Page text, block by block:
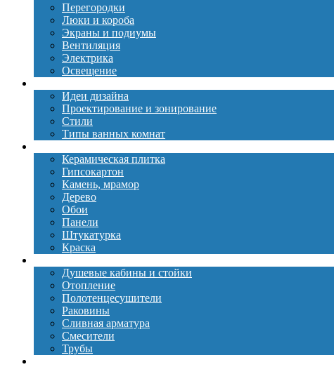
Перегородки
Люки и короба
Экраны и подиумы
Вентиляция
Электрика
Освещение
Идеи дизайна
Проектирование и зонирование
Стили
Типы ванных комнат
Керамическая плитка
Гипсокартон
Камень, мрамор
Дерево
Обои
Панели
Штукатурка
Краска
Душевые кабины и стойки
Отопление
Полотенцесушители
Раковины
Сливная арматура
Смесители
Трубы